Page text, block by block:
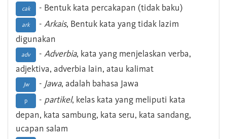
cak - Bentuk kata percakapan (tidak baku)
ark - Arkais, Bentuk kata yang tidak lazim
digunakan
adv - Adverbia, kata yang menjelaskan verba,
adjektiva, adverbia lain, atau kalimat
Jw - Jawa, adalah bahasa Jawa
p - partikel, kelas kata yang meliputi kata
depan, kata sambung, kata seru, kata sandang,
ucapan salam